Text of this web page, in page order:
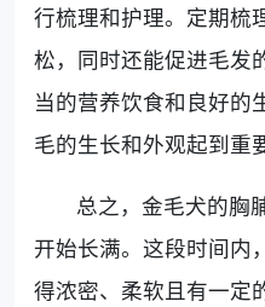
行梳理和护理。定期梳
松，同时还能促进毛发
当的营养饮食和良好的
毛的生长和外观起到重
总之，金毛犬的胸
开始长满。这段时间内
得浓密、柔软且有一定